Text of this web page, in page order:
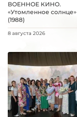
ВОЕННОЕ КИНО.
«Утомленное солнце»
(1988)
8 августа 2026